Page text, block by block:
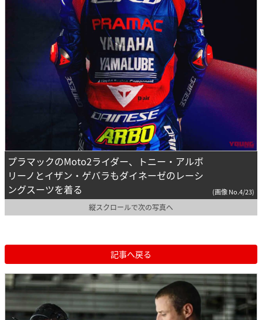
プラマックのMoto2ライダー、トニー・アルボ
リーノとイザン・ゲバラもダイネーゼのレーシ
ングスーツを着る
(画像 No.4/23)
縦スクロールで次の写真へ
記事へ戻る